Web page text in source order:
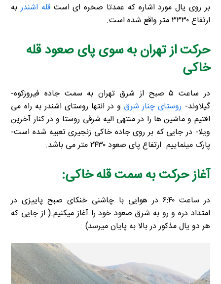
بر روی یال مورد اشاره که عمدتا صخره ای استقله اشندربه
ارتفاع ۳۳۳۰ متر واقع شده است.
حرکت از تهران به سوی پای صعود قله
خاکی
در ساعت ۵ صبح از شرق تهران به سمت جاده فیروزکوه-
گیلاوند- روستای چنار شرق و در انتها روستای اشندر به راه می
افتیم و ماشین ها را در منتهی الیه شرقی روستا و در کنار آخرین
ویلا- در جایی که بر روی جاده خاکی زنجیری تعبیه شده است-
پارک مینماییم. ارتفاع پای صعود ۲۴۳۰ متر می باشد.
آغاز حرکت به سمت قله خاکی:
در ساعت ۶:۴۰ در هوایی با چاشنی خنکای صبح پاییزی در
امتداد دره و رو به شرق صعود خود را آغاز میکنیم.( از جایی که
هر دو یال مذکور در بالا به پایان میرسد)